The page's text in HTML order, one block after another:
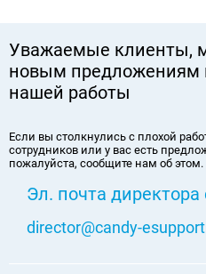
Уважаемые клиенты,
новым предложениям
нашей работы
Если вы столкнулись с плохой
сотрудников или у вас есть
пожалуйста, сообщите нам об этом.
Эл. почта директора
director@candy-